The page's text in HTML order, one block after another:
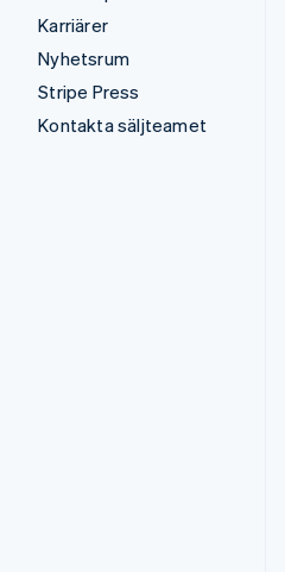
Karriärer
Nyhetsrum
Stripe Press
Kontakta säljteamet